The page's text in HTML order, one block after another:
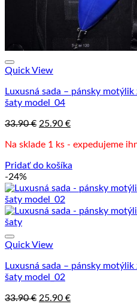
Quick View
Luxusná sada – pánsky
šaty model_04
33.90€ Pôvodná
bola:
25.90 €Aktuálna
je:
Na sklade 1 ks - expedujeme
Pridať do košíka
-24%
Quick View
Luxusná sada – pánsky
šaty model_02
33.90€ Pôvodná
25.90 €Aktuálna